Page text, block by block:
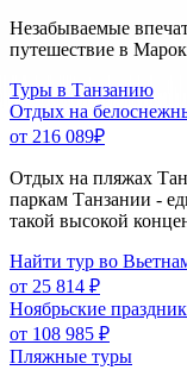
Незабываемые
путешествие в
Туры в Танзанию
Отдых на
от 216 089₽
Отдых на пляжах
паркам Танзании -
такой высокой
Найти тур во
от 25 814 ₽
Ноябрьские
от 108 985 ₽
Пляжные туры